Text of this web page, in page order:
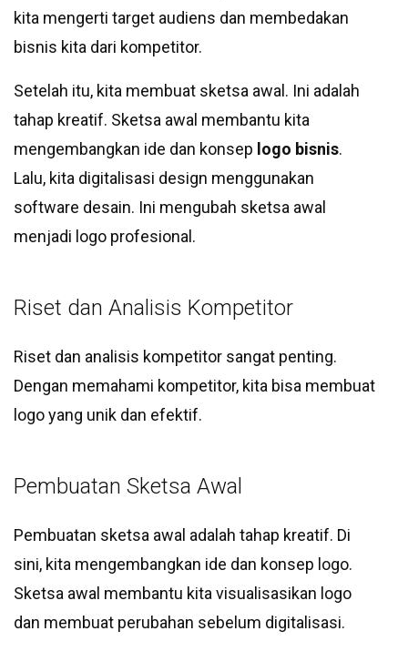
kita mengerti target audiens dan membedakan
bisnis kita dari kompetitor.
Setelah itu, kita membuat sketsa awal. Ini adalah
tahap kreatif. Sketsa awal membantu kita
mengembangkan ide dan konsep logo bisnis.
Lalu, kita digitalisasi design menggunakan
software desain. Ini mengubah sketsa awal
menjadi logo profesional.
Riset dan Analisis Kompetitor
Riset dan analisis kompetitor sangat penting.
Dengan memahami kompetitor, kita bisa membuat
logo yang unik dan efektif.
Pembuatan Sketsa Awal
Pembuatan sketsa awal adalah tahap kreatif. Di
sini, kita mengembangkan ide dan konsep logo.
Sketsa awal membantu kita visualisasikan logo
dan membuat perubahan sebelum digitalisasi.